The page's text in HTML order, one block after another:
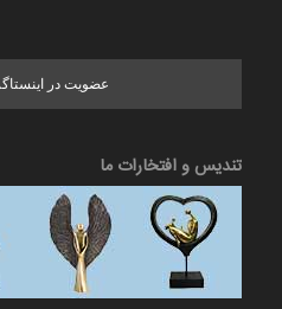
عضویت در
تندیس و افتخارات ما